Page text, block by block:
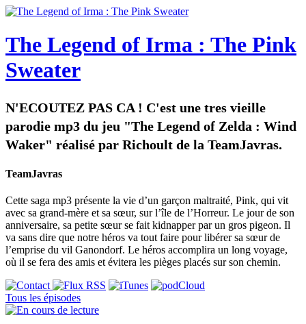
The Legend of Irma : The Pink
Sweater
N'ECOUTEZ PAS CA ! C'est une tres vieille
parodie mp3 du jeu "The Legend of Zelda : Wind
Waker" réalisé par Richoult de la TeamJavras.
TeamJavras
Cette saga mp3 présente la vie d’un garçon maltraité, Pink, qui vit
avec sa grand-mère et sa sœur, sur l’île de l’Horreur. Le jour de son
anniversaire, sa petite sœur se fait kidnapper par un gros pigeon. Il
va sans dire que notre héros va tout faire pour libérer sa sœur de
l’emprise du vil Ganondorf. Le héros accomplira un long voyage,
où il se fera des amis et évitera les pièges placés sur son chemin.
Tous les épisodes